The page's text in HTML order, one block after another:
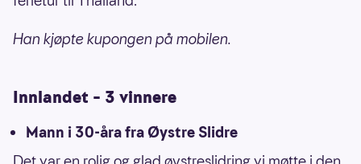
Han kjøpte kupongen på mobilen.
Innlandet – 3 vinnere
Mann i 30-åra fra Øystre Slidre